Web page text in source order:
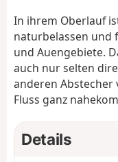
In ihrem Oberlauf
naturbelassen und
und Auengebiete.
auch nur selten
anderen Abstecher
Fluss ganz
Details